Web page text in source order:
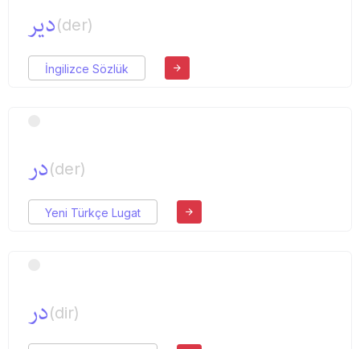
دیر(der)
İngilizce Sözlük
در(der)
Yeni Türkçe Lugat
در(dir)